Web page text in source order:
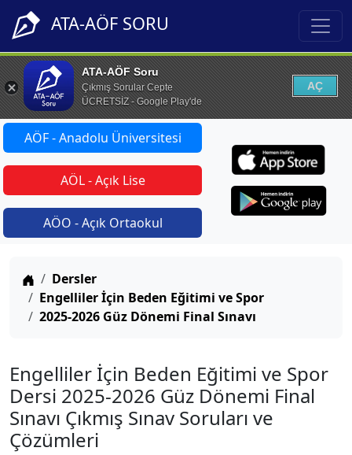
ATA-AÖF SORU
ATA-AÖF Soru
Çıkmış Sorular Cepte
ÜCRETSİZ - Google Play'de
AÇ
AÖF - Anadolu Üniversitesi
AÖL - Açık Lise
AÖO - Açık Ortaokul
Anasayfa
Dersler
Engelliler İçin Beden Eğitimi ve Spor
2025-2026 Güz Dönemi Final Sınavı
Engelliler İçin Beden Eğitimi ve Spor
Dersi 2025-2026 Güz Dönemi Final
Sınavı Çıkmış Sınav Soruları ve
Çözümleri